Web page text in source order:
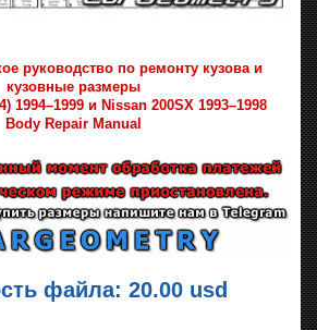
руководство по ремонту кузова и
кузовные размеры
1994–1999 и Nissan 200SX 1993–1998
Body Repair Manual
файла: 20.00 usd